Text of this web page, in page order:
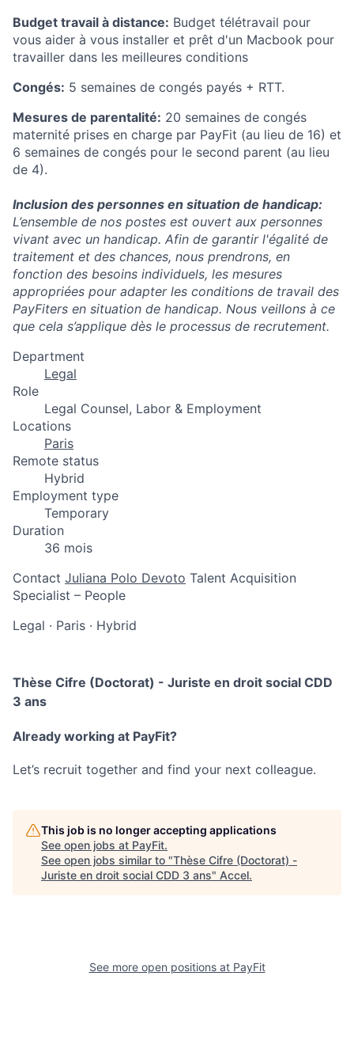
Budget travail à distance: Budget télétravail pour
vous aider à vous installer et prêt d'un Macbook pour
travailler dans les meilleures conditions
Congés: 5 semaines de congés payés + RTT.
Mesures de parentalité: 20 semaines de congés
maternité prises en charge par PayFit (au lieu de 16) et
6 semaines de congés pour le second parent (au lieu
de 4).
Inclusion des personnes en situation de handicap:
L’ensemble de nos postes est ouvert aux personnes
vivant avec un handicap. Afin de garantir l'égalité de
traitement et des chances, nous prendrons, en
fonction des besoins individuels, les mesures
appropriées pour adapter les conditions de travail des
PayFiters en situation de handicap. Nous veillons à ce
que cela s’applique dès le processus de recrutement.
Department
Legal
Role
Legal Counsel, Labor & Employment
Locations
Paris
Remote status
Hybrid
Employment type
Temporary
Duration
36 mois
Contact Juliana Polo Devoto Talent Acquisition
Specialist – People
Legal · Paris · Hybrid
Thèse Cifre (Doctorat) - Juriste en droit social CDD
3 ans
Already working at PayFit?
Let’s recruit together and find your next colleague.
This job is no longer accepting applications
See open jobs at PayFit.
See open jobs similar to "Thèse Cifre (Doctorat) -
Juriste en droit social CDD 3 ans" Accel.
See more open positions at PayFit